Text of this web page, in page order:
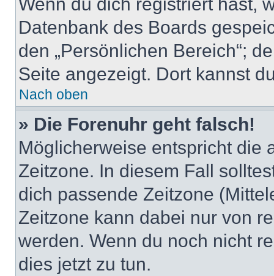
Datenbank des Boards
den „Persönlichen Bereich“;
Seite angezeigt. Dort kannst
Nach oben
» Die Forenuhr geht falsch!
Möglicherweise entspricht die
Zeitzone. In diesem Fall
dich passende Zeitzone
Zeitzone kann dabei nur von
werden. Wenn du noch nicht
dies jetzt zu tun.